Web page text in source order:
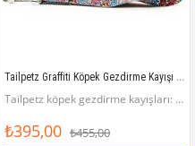
Tailpetz Graffiti Köpek Gezdirme Kayışı 120 cm x 2 cm
Tailpetz köpek gezdirme kayışları: Rahat, pratik, havalı!
₺395,00 ₺455,00